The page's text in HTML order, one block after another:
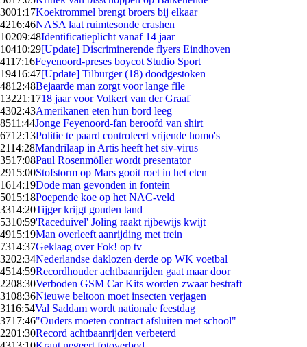
3001:17Koektrommel brengt broers bij elkaar
4216:46NASA laat ruimtesonde crashen
10209:48Identificatieplicht vanaf 14 jaar
10410:29[Update] Discriminerende flyers Eindhoven
4117:16Feyenoord-preses boycot Studio Sport
19416:47[Update] Tilburger (18) doodgestoken
4812:48Bejaarde man zorgt voor lange file
13221:1718 jaar voor Volkert van der Graaf
4302:43Amerikanen eten hun bord leeg
8511:44Jonge Feyenoord-fan beroofd van shirt
6712:13Politie te paard controleert vrijende homo's
2114:28Mandrilaap in Artis heeft het siv-virus
3517:08Paul Rosenmöller wordt presentator
2915:00Stofstorm op Mars gooit roet in het eten
1614:19Dode man gevonden in fontein
5015:18Poepende koe op het NAC-veld
3314:20Tijger krijgt gouden tand
5310:59'Raceduivel' Joling raakt rijbewijs kwijt
4915:19Man overleeft aanrijding met trein
7314:37Geklaag over Fok! op tv
3202:34Nederlandse daklozen derde op WK voetbal
4514:59Recordhouder achtbaanrijden gaat maar door
2208:30Verboden GSM Car Kits worden zwaar bestraft
3108:36Nieuwe beltoon moet insecten verjagen
3116:54Val Saddam wordt nationale feestdag
3717:46"Ouders moeten contract afsluiten met school"
2201:30Record achtbaanrijden verbeterd